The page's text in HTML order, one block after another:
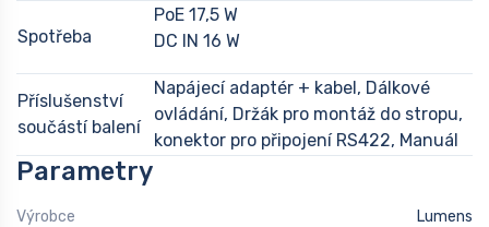
Spotřeba
PoE 17,5 W
DC IN 16 W
Příslušenství
součástí balení
Napájecí adaptér + kabel, Dálkové
ovládání, Držák pro montáž do stropu,
konektor pro připojení RS422, Manuál
Parametry
Výrobce Lumens